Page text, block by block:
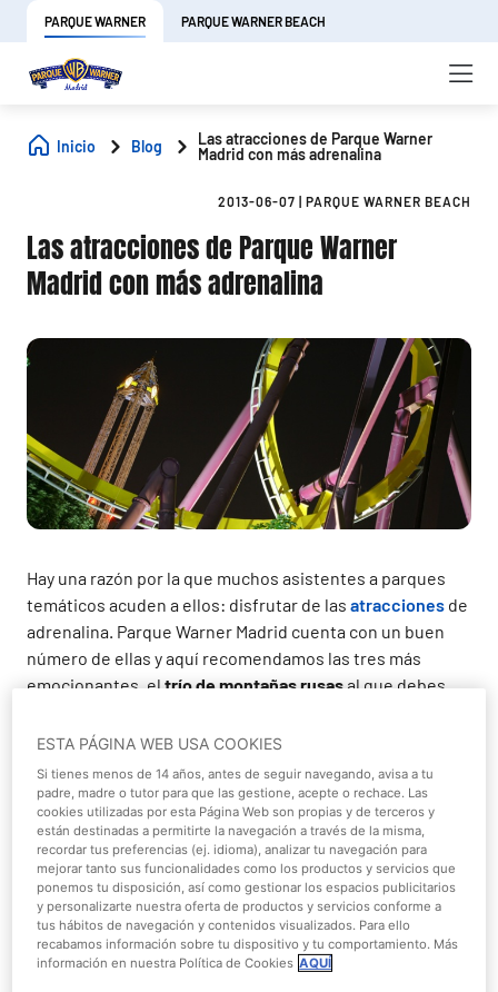
PARQUE WARNER PARQUE WARNER BEACH
Inicio Blog
Las atracciones de Parque Warner
Madrid con más adrenalina
2013-06-07 PARQUE WARNER BEACH
Las atracciones de Parque Warner
Madrid con más adrenalina
Hay una razón por la que muchos asistentes a parques
temáticos acuden a ellos: disfrutar de las atracciones de
adrenalina. Parque Warner Madrid cuenta con un buen
número de ellas y aquí recomendamos las tres más
emocionantes, eltrío de montañas rusasal que debes
buena descarga de adrenalina.
Stunt Fall, una montaña rusa para sentir la
adrenalina de las escenas de película más
acrobáticas. Se trata de un recorrido lleno de
acción enmarcado dentro la zona de Warner Bros.
Studios de Parque Warner, la más intensa de todo
el parque. Única en Europa, recrea en su recorrido
una escena de especialistas de cine y alcanza los
115 kilómetros hora de velocidad, caídas de hasta 65
ESTA PÁGINA WEB USA COOKIES
Si tienes menos de 14 años, antes de seguir navegando, avisa a tu
padre, madre o tutor para que las gestione, acepte o rechace. Las
cookies utilizadas por esta Página Web son propias y de terceros y
están destinadas a permitirte la navegación a través de la misma,
recordar tus preferencias (ej. idioma), analizar tu navegación para
mejorar tanto sus funcionalidades como los productos y servicios que
ponemos tu disposición, así como gestionar los espacios publicitarios
y personalizarte nuestra oferta de productos y servicios conforme a
tus hábitos de navegación y contenidos visualizados. Para ello
recabamos información sobre tu dispositivo y tu comportamiento. Más
información en nuestra Política de Cookies AQUÍ